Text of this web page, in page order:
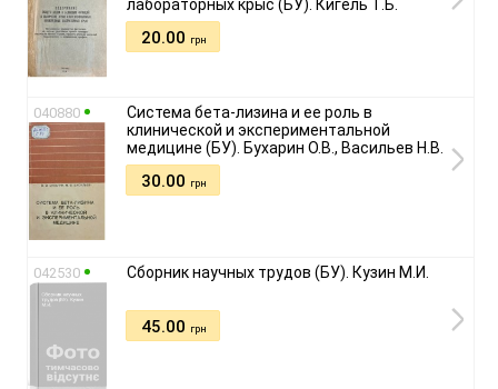
лабораторных крыс (БУ). Кигель Т.Б.
20.00 грн
040880
Система бета-лизина и ее роль в
клинической и экспериментальной
медицине (БУ). Бухарин О.В., Васильев Н.В.
30.00 грн
042530 Сборник научных трудов (БУ). Кузин М.И.
45.00 грн